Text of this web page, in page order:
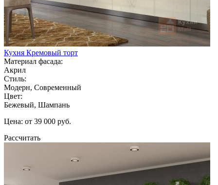
Кухня Кремовый торт
Материал фасада:
Акрил
Стиль:
Модерн, Современный
Цвет:
Бежевый, Шампань
Цена: от 39 000 руб.
Рассчитать